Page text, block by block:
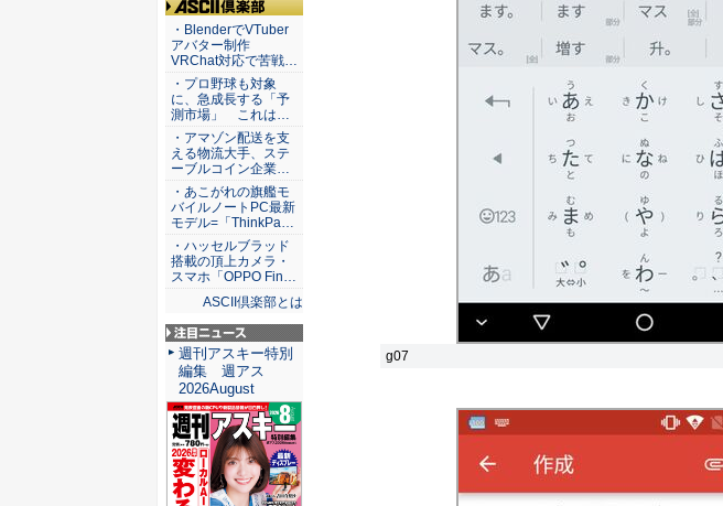
g07
ASCII倶楽部
・BlenderでVTuber
アバター制作
VRChat対応で苦戦…
・プロ野球も対象
に、急成長する「予
測市場」 これは…
・アマゾン配送を支
える物流大手、ステ
ーブルコイン企業…
・あこがれの旗艦モ
バイルノートPC最新
モデル=「ThinkPa…
・ハッセルブラッド
搭載の頂上カメラ・
スマホ「OPPO Fin…
ASCII倶楽部とは
注目ニュース
週刊アスキー特別
編集 週アス
2026August